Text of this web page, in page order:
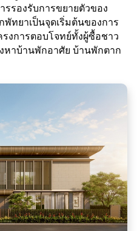
รรองรับการขยายตัวของ
ทยาเป็นจุดเริ่มต้นของการ
งการตอบโจทย์ทั้งผู้ซื้อชาว
หาบ้านพักอาศัย บ้านพักตาก